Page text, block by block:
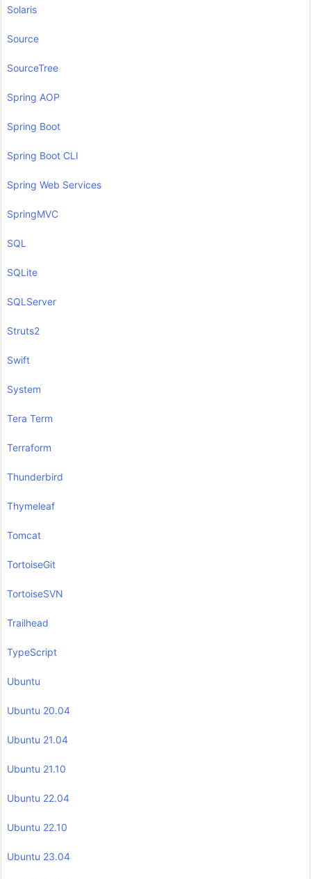
Solaris
Source
SourceTree
Spring AOP
Spring Boot
Spring Boot CLI
Spring Web Services
SpringMVC
SQL
SQLite
SQLServer
Struts2
Swift
System
Tera Term
Terraform
Thunderbird
Thymeleaf
Tomcat
TortoiseGit
TortoiseSVN
Trailhead
TypeScript
Ubuntu
Ubuntu 20.04
Ubuntu 21.04
Ubuntu 21.10
Ubuntu 22.04
Ubuntu 22.10
Ubuntu 23.04